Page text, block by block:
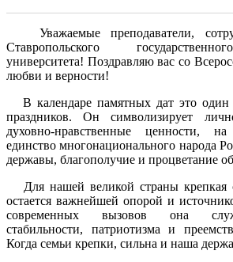
Уважаемые преподаватели,
Ставропольского
университета! Поздравляю вас со
любви и верности!
В календаре памятных дат это
праздников. Он символизирует
духовно-нравственные ценности,
единство многонационального народа
державы, благополучие и процветание
Для нашей великой страны крепкая
остается важнейшей опорой и
современных вызовов она
стабильности, патриотизма и
Когда семьи крепки, сильна и наша